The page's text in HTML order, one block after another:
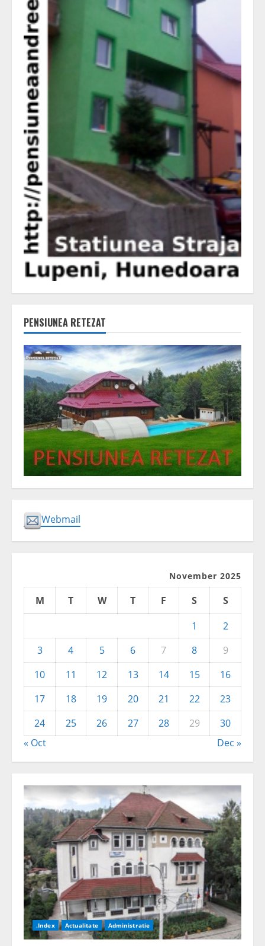
PENSIUNEA RETEZAT
Webmail
November 2025
M T W T F S
S
1
2
3
4 5 6 7 8
9
10
11 12 13 14 15
16
17
18 19 20 21 22
23
24
25 26 27 28 29
30
« Oct
Dec »
.Index Actualitate Administratie